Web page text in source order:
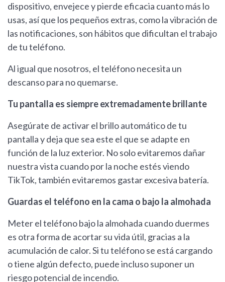
dispositivo, envejece y pierde eficacia cuanto más lo
usas, así que los pequeños extras, como la vibración de
las notificaciones, son hábitos que dificultan el trabajo
de tu teléfono.
Al igual que nosotros, el teléfono necesita un
descanso para no quemarse.
Tu pantalla es siempre extremadamente brillante
Asegúrate de activar el brillo automático de tu
pantalla y deja que sea este el que se adapte en
función de la luz exterior. No solo evitaremos dañar
nuestra vista cuando por la noche estés viendo
TikTok, también evitaremos gastar excesiva batería.
Guardas el teléfono en la cama o bajo la almohada
Meter el teléfono bajo la almohada cuando duermes
es otra forma de acortar su vida útil, gracias a la
acumulación de calor. Si tu teléfono se está cargando
o tiene algún defecto, puede incluso suponer un
riesgo potencial de incendio.